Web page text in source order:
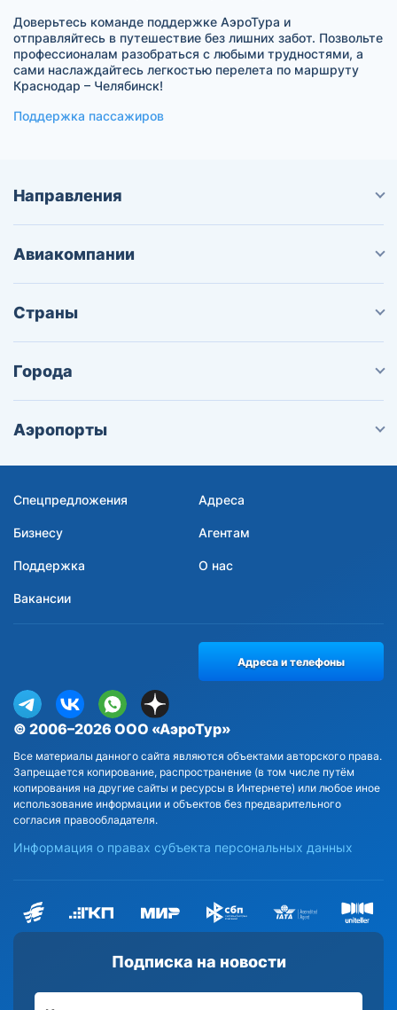
Доверьтесь команде поддержке АэроТура и
отправляйтесь в путешествие без лишних забот. Позвольте
профессионалам разобраться с любыми трудностями, а
сами наслаждайтесь легкостью перелета по маршруту
Краснодар – Челябинск!
Поддержка пассажиров
Направления
Авиакомпании
Страны
Города
Аэропорты
Спецпредложения Адреса
Бизнесу Агентам
Поддержка О нас
Вакансии
Подписка на новости
© 2006–2026 ООО «АэроТур»
Все материалы данного сайта являются объектами авторского права.
Запрещается копирование, распространение (в том числе путём
копирования на другие сайты и ресурсы в Интернете) или любое иное
использование информации и объектов без предварительного
согласия правообладателя.
Информация о правах субъекта персональных данных
Адреса и телефоны